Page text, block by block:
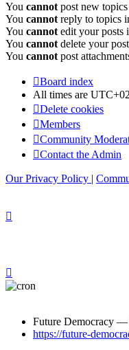
You cannot post new
You cannot reply to topics
You cannot edit your posts
You cannot delete your
You cannot post
Board index
All times are
Delete cookies
Members
Community
Contact the Admin
Our Privacy Policy |
Future Democracy
https://future-